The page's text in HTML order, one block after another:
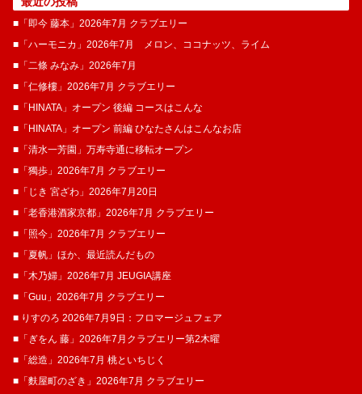
■「即今 藤本」2026年7月 クラブエリー
■「ハーモニカ」2026年7月 メロン、ココナッツ、ライム
■「二條 みなみ」2026年7月
■「仁修樓」2026年7月 クラブエリー
■「HINATA」オープン 後編 コースはこんな
■「HINATA」オープン 前編 ひなたさんはこんなお店
■「清水一芳園」万寿寺通に移転オープン
■「獨歩」2026年7月 クラブエリー
■「じき 宮ざわ」2026年7月20日
■「老香港酒家京都」2026年7月 クラブエリー
■「照今」2026年7月 クラブエリー
■「夏帆」ほか、最近読んだもの
■「木乃婦」2026年7月 JEUGIA講座
■「Guu」2026年7月 クラブエリー
■ りすのろ 2026年7月9日：フロマージュフェア
■「ぎをん 藤」2026年7月クラブエリー第2木曜
■「総造」2026年7月 桃といちじく
■「麩屋町のざき」2026年7月 クラブエリー